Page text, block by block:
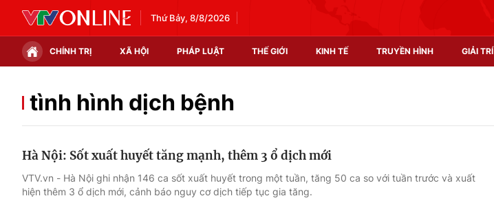
Thứ Bảy, 8/8/2026
CHÍNH TRỊ XÃ HỘI PHÁP LUẬT THẾ GIỚI KINH TẾ TRUYỀN HÌNH GIẢI TRÍ
Chính trị Xã hội
Thế giới đó đây
Thị trường
tình hình dịch bệnh
Hà Nội: Sốt xuất huyết tăng mạnh, thêm 3 ổ dịch mới
VTV.vn - Hà Nội ghi nhận 146 ca sốt xuất huyết trong một tuần, tăng 50 ca so với tuần trước và xuất
hiện thêm 3 ổ dịch mới, cảnh báo nguy cơ dịch tiếp tục gia tăng.